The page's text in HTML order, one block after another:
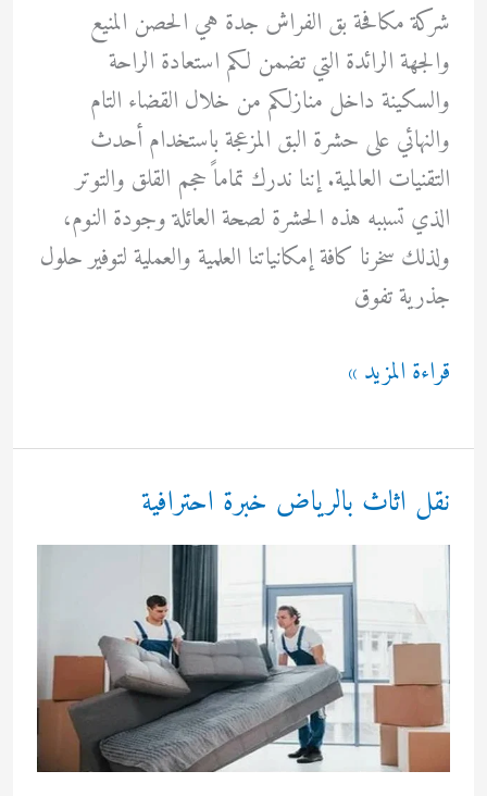
شركة مكافحة بق الفراش جدة هي الحصن المنيع
والجهة الرائدة التي تضمن لكم استعادة الراحة
والسكينة داخل منازلكم من خلال القضاء التام
والنهائي على حشرة البق المزعجة باستخدام أحدث
التقنيات العالمية. إننا ندرك تماماً حجم القلق والتوتر
الذي تسببه هذه الحشرة لصحة العائلة وجودة النوم،
ولذلك سخرنا كافة إمكانياتنا العلمية والعملية لتوفير حلول
جذرية تفوق
شركة
بق
الفراش
جدة
قراءة المزيد »
نقل اثاث بالرياض خبرة احترافية